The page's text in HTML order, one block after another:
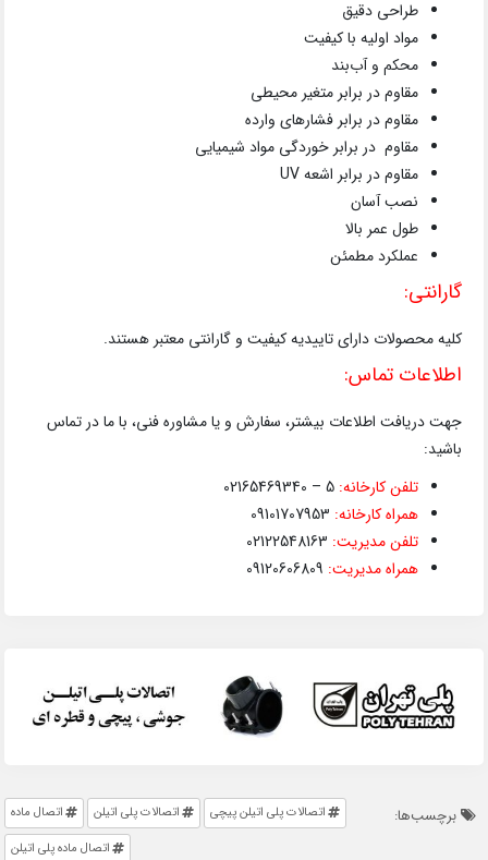
طراحی دقیق
مواد اولیه با کیفیت
محکم و آب‌بند
مقاوم در برابر متغیر محیطی
مقاوم در برابر فشارهای وارده
مقاوم در برابر خوردگی مواد شیمیایی
مقاوم در برابر اشعه UV
نصب آسان
طول عمر بالا
عملکرد مطمئن
گارانتی:
کلیه محصولات دارای تاییدیه کیفیت و گارانتی معتبر هستند.
اطلاعات تماس:
جهت دریافت اطلاعات بیشتر، سفارش و یا مشاوره فنی، با ما در تماس
باشید:
تلفن کارخانه: 5 – 02165469340
همراه کارخانه:
تلفن مدیریت:
همراه مدیریت:
برچسب‌ها: اتصالات پلی اتیلن پیچی اتصالات پلی اتیلن
اتصال ماده
اتصال ماده پلی اتیلن